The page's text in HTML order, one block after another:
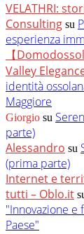
VELATHRI:
Consulting su
esperienza
【
Valley
identità
Maggiore
Giorgio su
parte)
Alessandro su
(prima parte)
Internet e
tutti – Oblo.it
"Innovazione e
Paese"